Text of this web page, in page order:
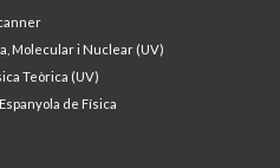
Molecular i Nuclear (UV)
Teòrica (UV)
de Física